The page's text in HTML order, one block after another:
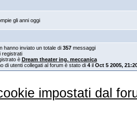
gli anni oggi
hanno inviato un totale di 357messaggi
registrati
è Dream theater ing. meccanica
di utenti collegati al forum è stato di 4il Oct 5 2005,
impostati dal